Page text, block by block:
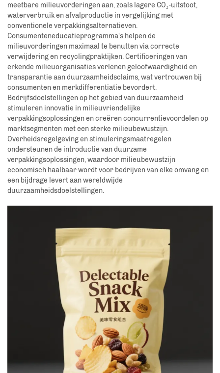
meetbare milieuvorderingen aan, zoals lagere CO₂-uitstoot,
waterverbruik en afvalproductie in vergelijking met
conventionele verpakkingsalternatieven.
Consumenteneducatieprogramma's helpen de
milieuvorderingen maximaal te benutten via correcte
verwijdering en recyclingpraktijken. Certificeringen van
erkende milieuorganisaties verlenen geloofwaardigheid en
transparantie aan duurzaamheidsclaims, wat vertrouwen bij
consumenten en merkdifferentiatie bevordert.
Bedrijfsdoelstellingen op het gebied van duurzaamheid
stimuleren innovatie in milieuvriendelijke
verpakkingsoplossingen en creëren concurrentievoordelen op
marktsegmenten met een sterke milieubewustzijn.
Overheidsregelgeving en stimuleringsmaatregelen
ondersteunen de introductie van duurzame
verpakkingsoplossingen, waardoor milieubewustzijn
economisch haalbaar wordt voor bedrijven van elke omvang en
een bijdrage levert aan wereldwijde
duurzaamheidsdoelstellingen.